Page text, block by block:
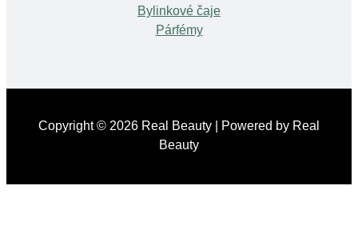
Bylinkové čaje
Párfémy
Copyright © 2026 Real Beauty | Powered by Real
Beauty